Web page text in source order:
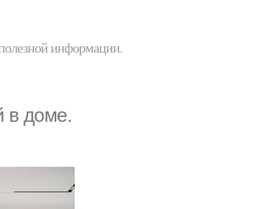
информации.
в доме.